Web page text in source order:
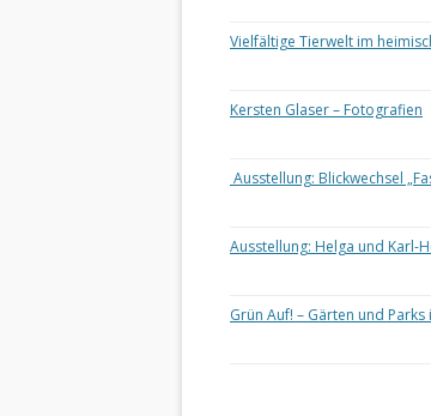
Vielfältige Tierwelt im
Kersten Glaser – Fotografien
Ausstellung: Blickwechsel
Ausstellung: Helga und Karl-
Grün Auf! – Gärten und